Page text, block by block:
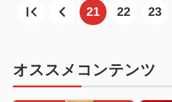
21 22 23
オススメコンテンツ